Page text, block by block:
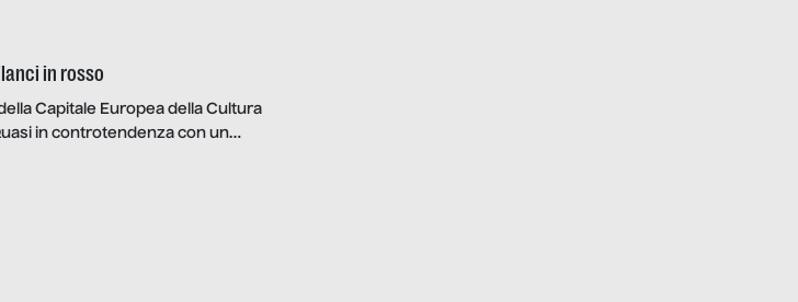
in rosso
Capitale Europea della Cultura
in controtendenza con un
sono sempre “gli stessi 5
invece il pallone è